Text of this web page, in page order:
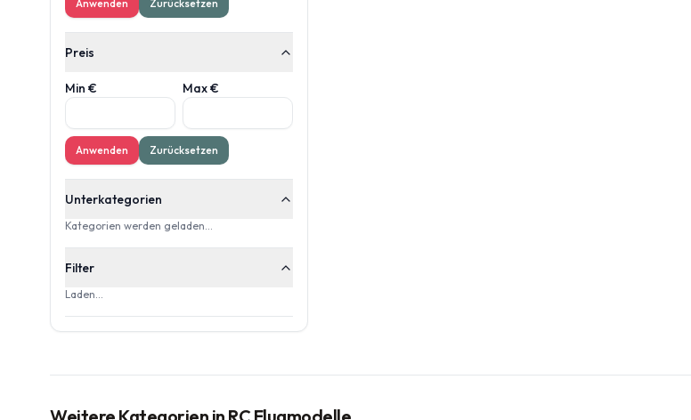
Anwenden Zurücksetzen
Preis
Min € Max €
Anwenden Zurücksetzen
Unterkategorien
Kategorien werden geladen…
Filter
Laden…